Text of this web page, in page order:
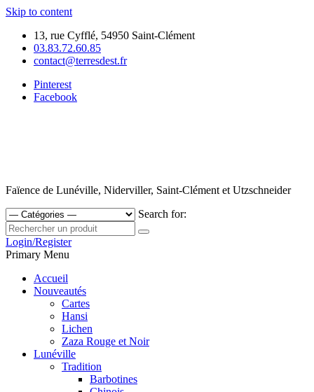
Skip to content
13, rue Cyfflé, 54950 Saint-Clément
03.83.72.60.85
contact@terresdest.fr
Pinterest
Facebook
Faïence de Lunéville, Niderviller, Saint-Clément et Utzschneider
Search for:
Login/Register
Primary Menu
Accueil
Nouveautés
Cartes
Hansi
Lichen
Zaza Rouge et Noir
Lunéville
Tradition
Barbotines